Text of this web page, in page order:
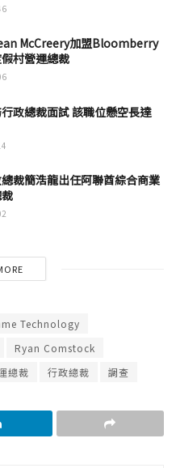
McCreery加盟Bloomberry
村營運總裁
政總裁面試 該職位懸空長達
裁簡浩龍出任阿聯酋綜合商業
Technology
Ryan Comstock
總裁 行政總裁 調查